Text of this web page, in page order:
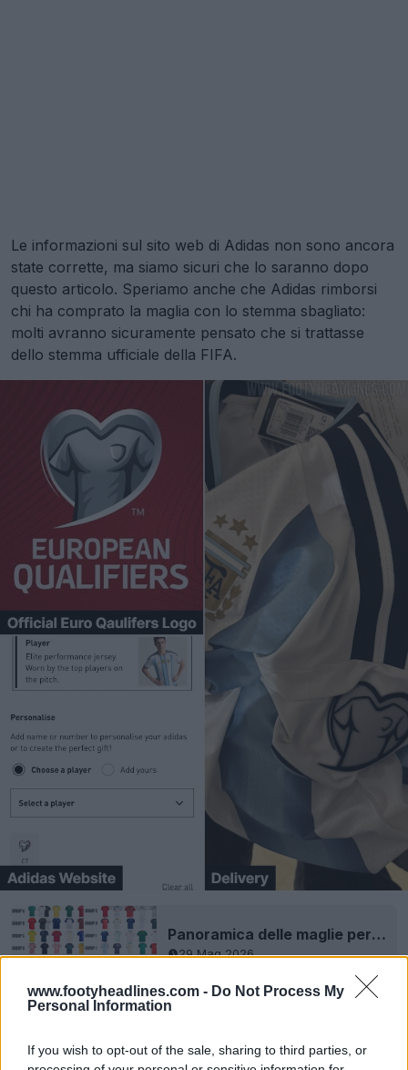
www.footyheadlines.com - Do Not Process My
Personal Information
If you wish to opt-out of the sale, sharing to third parties, or
Le informazioni sul sito web di Adidas non sono ancora
state corrette, ma siamo sicuri che lo saranno dopo
questo articolo. Speriamo anche che Adidas rimborsi
chi ha comprato la maglia con lo stemma sbagliato:
molti avranno sicuramente pensato che si trattasse
dello stemma ufficiale della FIFA.
Panoramica delle maglie per i Mondiali 2026 - Rilasciate le maglie di tutte le 48 squadre
29 Mag 2026
Riuscite a immaginare che Adidas abbia commesso un